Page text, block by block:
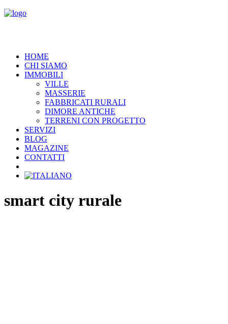
HOME
CHI SIAMO
IMMOBILI
VILLE
MASSERIE
FABBRICATI RURALI
DIMORE ANTICHE
TERRENI CON PROGETTO
SERVIZI
BLOG
MAGAZINE
CONTATTI
smart city rurale